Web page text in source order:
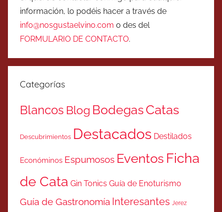
información, lo podéis hacer a través de
info@nosgustaelvino.com o des del
FORMULARIO DE CONTACTO.
Categorías
Blancos Blog BodegasCatas
Descubrimientos Destacados Destilados
Económinos Espumosos Eventos Ficha
de Cata Gin Tonics Guía de Enoturismo
Guía de Gastronomía Interesantes Jerez